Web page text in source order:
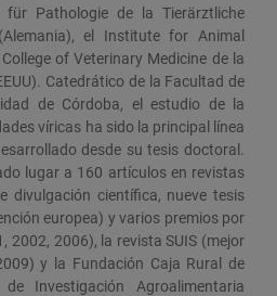
Pathologie de la Tierärztliche
el Institute for Animal
of Veterinary Medicine de la
Catedrático de la Facultad de
de Córdoba, el estudio de la
víricas ha sido la principal línea
desde su tesis doctoral.
lugar a 160 artículos en revistas
divulgación científica, nueve tesis
europea) y varios premios por
2002, 2006), la revista SUIS (mejor
y la Fundación Caja Rural de
Investigación Agroalimentaria